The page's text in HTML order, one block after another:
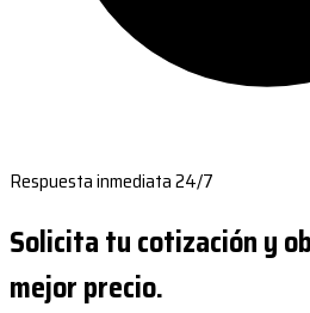
Respuesta inmediata 24/7
Solicita tu cotización y
mejor precio.